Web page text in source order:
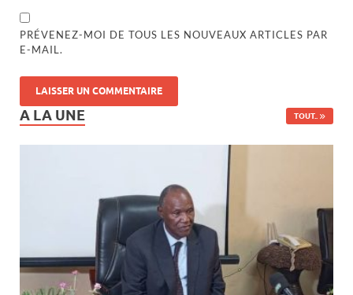
PRÉVENEZ-MOI DE TOUS LES NOUVEAUX ARTICLES PAR
E-MAIL.
A LA UNE TOUT..